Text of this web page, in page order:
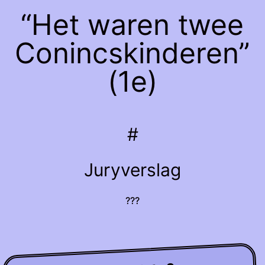
“Het waren twee
Conincskinderen”
(1e)
#
Juryverslag
???